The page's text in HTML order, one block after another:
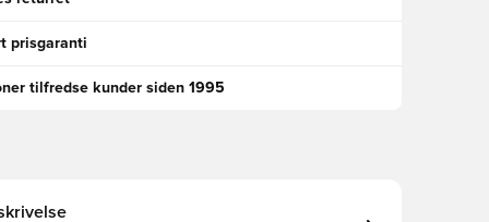
prisgaranti
tilfredse kunder siden 1995